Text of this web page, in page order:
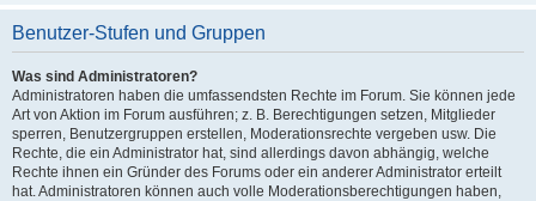
Benutzer-Stufen und Gruppen
Was sind Administratoren?
Administratoren haben die umfassendsten Rechte im Forum. Sie können jede
Art von Aktion im Forum ausführen; z. B. Berechtigungen setzen, Mitglieder
sperren, Benutzergruppen erstellen, Moderationsrechte vergeben usw. Die
Rechte, die ein Administrator hat, sind allerdings davon abhängig, welche
Rechte ihnen ein Gründer des Forums oder ein anderer Administrator erteilt
hat. Administratoren können auch volle Moderationsberechtigungen haben,